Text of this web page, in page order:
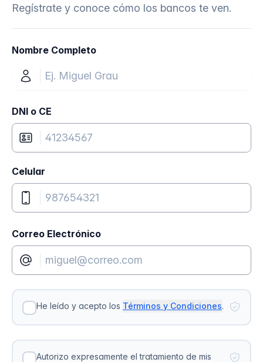
Regístrate y conoce cómo los bancos te ven.
Nombre Completo
DNI o CE
Celular
Correo Electrónico
He leído y acepto los Términos y Condiciones.
Autorizo expresamente el tratamiento de mis